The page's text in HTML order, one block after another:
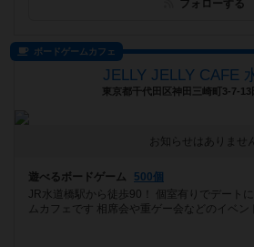
フォローする
ボードゲームカフェ
JELLY JELLY CAFE
東京都千代田区神田三崎町3-7-13
お知らせはありません
遊べるボードゲーム
500個
JR水道橋駅から徒歩90！ 個室有りでデート
ムカフェです 相席会や重ゲー会などのイベン